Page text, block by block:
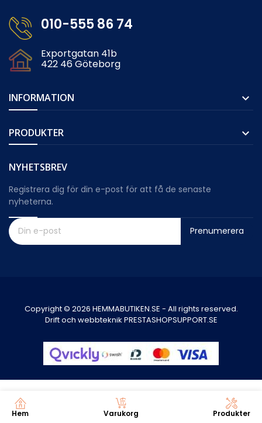
Hem Varukorg Produkter
010-555 86 74
Exportgatan 41b
422 46 Göteborg
INFORMATION 
PRODUKTER 
NYHETSBREV
Registrera dig för din e-post för att få de senaste
nyheterna.
Prenumerera
Copyright © 2026 HEMMABUTIKEN.SE - All rights reserved.
Drift och webbteknik PRESTASHOPSUPPORT.SE